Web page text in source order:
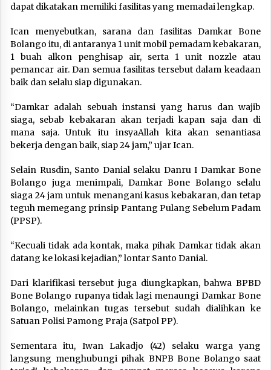
dapat dikatakan memiliki fasilitas yang memadai lengkap.
Ican menyebutkan, sarana dan fasilitas Damkar Bone
Bolango itu, di antaranya 1 unit mobil pemadam kebakaran,
1 buah alkon penghisap air, serta 1 unit nozzle atau
pemancar air. Dan semua fasilitas tersebut dalam keadaan
baik dan selalu siap digunakan.
“Damkar adalah sebuah instansi yang harus dan wajib
siaga, sebab kebakaran akan terjadi kapan saja dan di
mana saja. Untuk itu insyaAllah kita akan senantiasa
bekerja dengan baik, siap 24 jam,” ujar Ican.
Selain Rusdin, Santo Danial selaku Danru I Damkar Bone
Bolango juga menimpali, Damkar Bone Bolango selalu
siaga 24 jam untuk menangani kasus kebakaran, dan tetap
teguh memegang prinsip Pantang Pulang Sebelum Padam
(PPSP).
“Kecuali tidak ada kontak, maka pihak Damkar tidak akan
datang ke lokasi kejadian,” lontar Santo Danial.
Dari klarifikasi tersebut juga diungkapkan, bahwa BPBD
Bone Bolango rupanya tidak lagi menaungi Damkar Bone
Bolango, melainkan tugas tersebut sudah dialihkan ke
Satuan Polisi Pamong Praja (Satpol PP).
Sementara itu, Iwan Lakadjo (42) selaku warga yang
langsung menghubungi pihak BNPB Bone Bolango saat